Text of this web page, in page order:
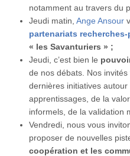
notamment au travers du
Jeudi matin, Ange Ansour
partenariats recherches-
« les Savanturiers » ;
Jeudi, c’est bien le
de nos débats. Nos
dernières initiatives
apprentissages, de la
informels, de la validation
Vendredi, nous vous
proposer de nouvelles
coopération et les